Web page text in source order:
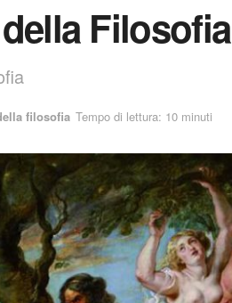
Filosofia
filosofia Tempo di lettura: 10 minuti